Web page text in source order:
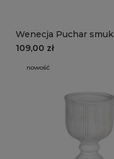
Wenecja Puchar
109,00 zł
nowość